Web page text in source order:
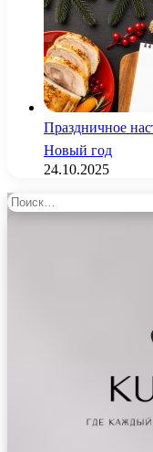
Праздничное
Новый год
24.10.2025
Найти: